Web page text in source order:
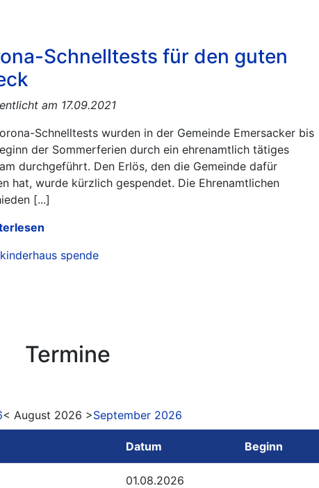
Schnelltests für den guten
am 17.09.2021
Schnelltests wurden in der Gemeinde Emersacker bis
der Sommerferien durch ein ehrenamtlich tätiges
durchgeführt. Den Erlös, den die Gemeinde dafür
hat, wurde kürzlich gespendet. Die Ehrenamtlichen
[...]
kinderhaus spende
Termine
< August 2026 >September 2026
Datum Beginn
01.08.2026